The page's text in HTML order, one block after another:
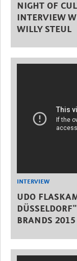
NIGHT OF
INTERVIEW
WILLY STEUL
INTERVIEW
UDO
BRANDS